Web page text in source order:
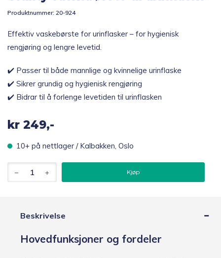
Produktnummer: 20-924
Effektiv vaskebørste for urinflasker – for hygienisk
rengjøring og lengre levetid.
✔️ Passer til både mannlige og kvinnelige urinflaske
✔️ Sikrer grundig og hygienisk rengjøring
✔️ Bidrar til å forlenge levetiden til urinflasken
kr 249,-
10+ på nettlager / Kalbakken, Oslo
vaskebørste
til
Kjøp
Beskrivelse
Hovedfunksjoner og fordeler